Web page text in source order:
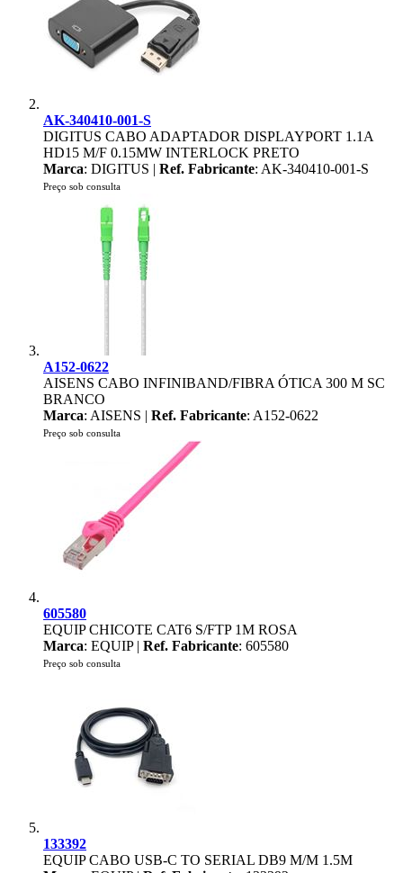
AK-340410-001-S
DIGITUS CABO ADAPTADOR DISPLAYPORT 1.1A
HD15 M/F 0.15MW INTERLOCK PRETO
Marca: DIGITUS | Ref. Fabricante: AK-340410-001-S
Preço sob consulta
A152-0622
AISENS CABO INFINIBAND/FIBRA ÓTICA 300 M SC
BRANCO
Marca: AISENS | Ref. Fabricante: A152-0622
Preço sob consulta
605580
EQUIP CHICOTE CAT6 S/FTP 1M ROSA
Marca: EQUIP | Ref. Fabricante: 605580
Preço sob consulta
133392
EQUIP CABO USB-C TO SERIAL DB9 M/M 1.5M